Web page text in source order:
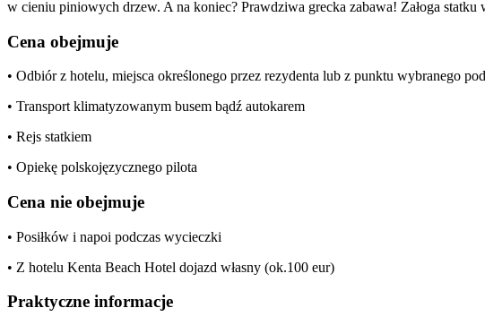
w cieniu piniowych drzew. A na koniec? Prawdziwa grecka zabawa! Załoga
Cena obejmuje
• Odbiór z hotelu, miejsca określonego przez rezydenta lub z punktu wybranego
• Transport klimatyzowanym busem bądź autokarem
• Rejs statkiem
• Opiekę polskojęzycznego pilota
Cena nie obejmuje
• Posiłków i napoi podczas wycieczki
• Z hotelu Kenta Beach Hotel dojazd własny (ok.100 eur)
Praktyczne informacje